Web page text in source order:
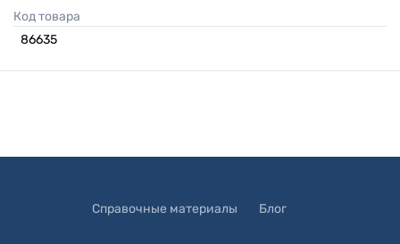
Код товара
86635
Справочные материалы Блог